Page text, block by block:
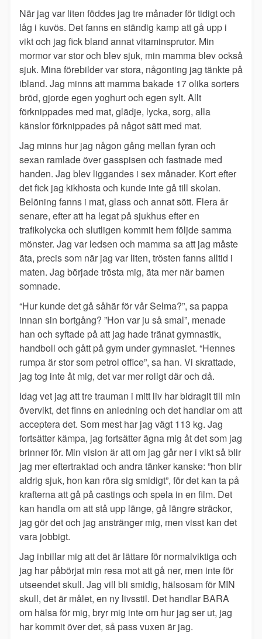
När jag var liten föddes jag tre månader för tidigt och
låg i kuvös. Det fanns en ständig kamp att gå upp i
vikt och jag fick bland annat vitaminsprutor. Min
mormor var stor och blev sjuk, min mamma blev också
sjuk. Mina förebilder var stora, någonting jag tänkte på
ibland. Jag minns att mamma bakade 17 olika sorters
bröd, gjorde egen yoghurt och egen sylt. Allt
förknippades med mat, glädje, lycka, sorg, alla
känslor förknippades på något sätt med mat.
Jag minns hur jag någon gång mellan fyran och
sexan ramlade över gasspisen och fastnade med
handen. Jag blev liggandes i sex månader. Kort efter
det fick jag kikhosta och kunde inte gå till skolan.
Belöning fanns i mat, glass och annat sött. Flera år
senare, efter att ha legat på sjukhus efter en
trafikolycka och slutligen kommit hem följde samma
mönster. Jag var ledsen och mamma sa att jag måste
äta, precis som när jag var liten, trösten fanns alltid i
maten. Jag började trösta mig, äta mer när barnen
somnade.
“Hur kunde det gå såhär för vår Selma?”, sa pappa
innan sin bortgång? ”Hon var ju så smal”, menade
han och syftade på att jag hade tränat gymnastik,
handboll och gått på gym under gymnasiet. “Hennes
rumpa är stor som petrol office”, sa han. Vi skrattade,
jag tog inte åt mig, det var mer roligt där och då.
Idag vet jag att tre trauman i mitt liv har bidragit till min
övervikt, det finns en anledning och det handlar om att
acceptera det. Som mest har jag vägt 113 kg. Jag
fortsätter kämpa, jag fortsätter ägna mig åt det som jag
brinner för. Min vision är att om jag går ner i vikt så blir
jag mer eftertraktad och andra tänker kanske: ”hon blir
aldrig sjuk, hon kan röra sig smidigt”, för det kan ta på
krafterna att gå på castings och spela in en film. Det
kan handla om att stå upp länge, gå längre sträckor,
jag gör det och jag anstränger mig, men visst kan det
vara jobbigt.
Jag inbillar mig att det är lättare för normalviktiga och
jag har påbörjat min resa mot att gå ner, men inte för
utseendet skull. Jag vill bli smidig, hälsosam för MIN
skull, det är målet, en ny livsstil. Det handlar BARA
om hälsa för mig, bryr mig inte om hur jag ser ut, jag
har kommit över det, så pass vuxen är jag.